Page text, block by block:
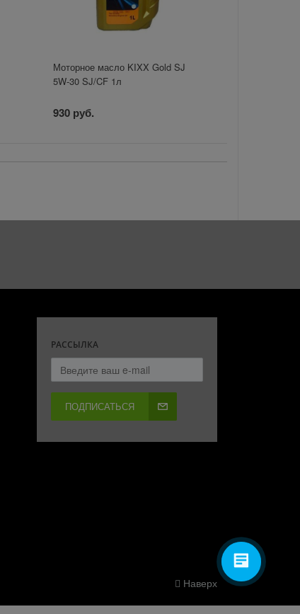
Моторное масло KIXX Gold SJ
5W-30 SJ/CF 1л
930 руб.
РАССЫЛКА
ПОДПИСАТЬСЯ
Наверх